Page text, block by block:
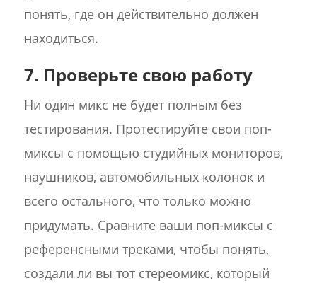
понять, где он действительно должен
находиться.
7. Проверьте свою работу
Ни один микс не будет полным без
тестирования. Протестируйте свои поп-
миксы с помощью студийных мониторов,
наушников, автомобильных колонок и
всего остального, что только можно
придумать. Сравните ваши поп-миксы с
референсными треками, чтобы понять,
создали ли вы тот стереомикс, который